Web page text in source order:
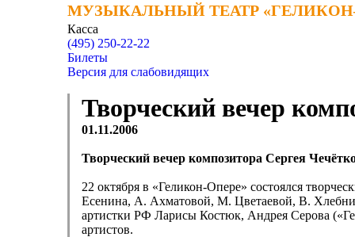
МУЗЫКАЛЬНЫЙ ТЕАТР
МУЗЫКАЛЬНЫЙ ТЕАТР
Касса
(495) 250-22-22
Билеты
Версия для слабовидящих
Творческий вечер
01.11.2006
Творческий вечер композитора Сергея
22 октября в «Геликон-Опере» состоялся
Есенина, А. Ахматовой, М. Цветаевой, В.
артистки РФ Ларисы Костюк, Андрея Серова
артистов.